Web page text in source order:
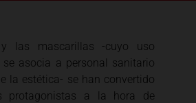
las mascarillas -cuyo uso
se asocia a personal sanitario
la estética- se han convertido
protagonistas a la hora de